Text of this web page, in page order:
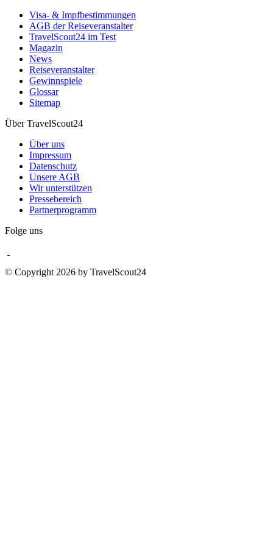
Visa- & Impfbestimmungen
AGB der Reiseveranstalter
TravelScout24 im Test
Magazin
News
Reiseveranstalter
Gewinnspiele
Glossar
Sitemap
Über TravelScout24
Über uns
Impressum
Datenschutz
Unsere AGB
Wir unterstützen
Pressebereich
Partnerprogramm
Folge uns
© Copyright 2026 by TravelScout24